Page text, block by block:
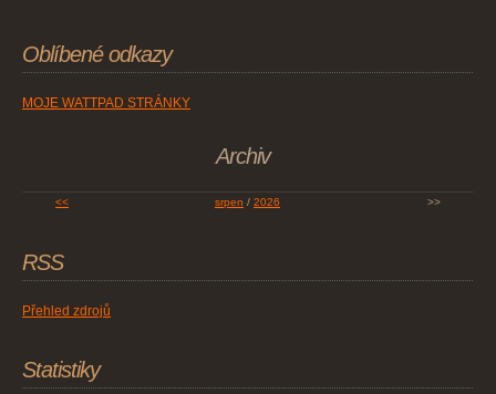
Oblíbené odkazy
MOJE WATTPAD STRÁNKY
Archiv
<< srpen / 2026 >>
RSS
Přehled zdrojů
Statistiky